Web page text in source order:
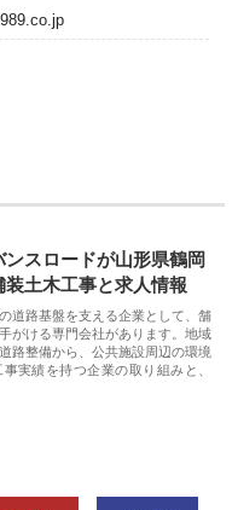
スロードが山形県鶴岡
土木工事と求人情報
道路基盤を支える企業として、舗
がける専門会社があります。地域
路整備から、公共施設周辺の環境
実績を持つ企業の取り組みと、